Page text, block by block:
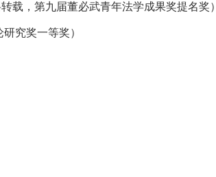
载，第九届董必武青年法学成果奖提名奖）
究奖一等奖）